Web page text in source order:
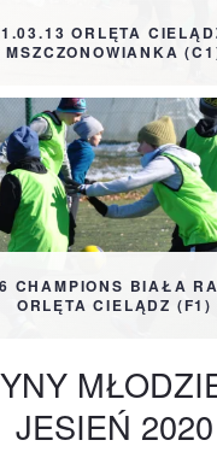
ORLĘTA
MSZCZONOWIANKA
CHAMPIONS BIAŁA
ORLĘTA CIELĄDZ (F1)
JESIEŃ 2020